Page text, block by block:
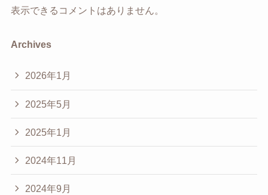
表示できるコメントはありません。
Archives
2026年1月
2025年5月
2025年1月
2024年11月
2024年9月